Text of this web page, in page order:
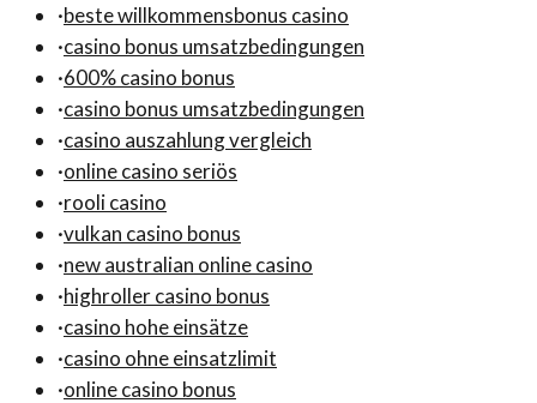
·beste willkommensbonus casino
·casino bonus umsatzbedingungen
·600% casino bonus
·casino bonus umsatzbedingungen
·casino auszahlung vergleich
·online casino seriös
·rooli casino
·vulkan casino bonus
·new australian online casino
·highroller casino bonus
·casino hohe einsätze
·casino ohne einsatzlimit
·online casino bonus